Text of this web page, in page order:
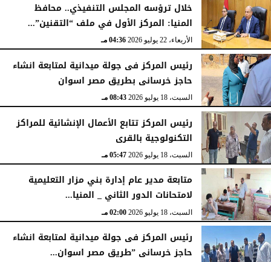
خلال ترؤسه المجلس التنفيذي.. محافظ
المنيا: المركز الأول في ملف “التقنين”...
الأربعاء، 22 يوليو 2026 04:36 مـ
رئيس المركز فى جولة ميدانية لمتابعة انشاء
حاجز خرسانى بطريق مصر اسوان
السبت، 18 يوليو 2026 08:43 مـ
رئيس المركز تتابع الأعمال الإنشائية للمراكز
التكنولوجية بالقرى
السبت، 18 يوليو 2026 05:47 مـ
متابعة مدير عام إدارة بني مزار التعليمية
لامتحانات الدور الثاني _ المنيا...
السبت، 18 يوليو 2026 02:00 مـ
رئيس المركز فى جولة ميدانية لمتابعة انشاء
حاجز خرسانى ”طريق مصر اسوان...